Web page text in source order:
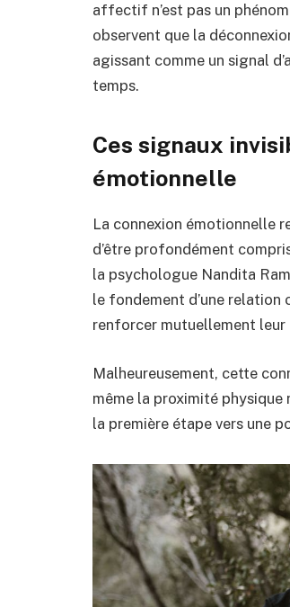
affectif n’est pas un
observent que la
agissant comme un signal
temps.
Ces signaux
émotionnelle
La connexion émotionnelle
d’être profondément
la psychologue Nandita
le fondement d’une relation
renforcer mutuellement leur
Malheureusement, cette
même la proximité
la première étape vers une